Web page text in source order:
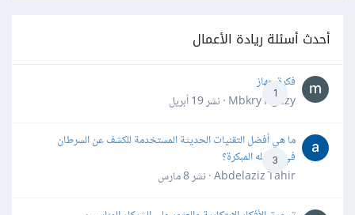
أحدث أسئلة ريادة الأعمال
1
فكرة جهاز
Mbkry Hgazy · نشر
19 أبريل
3
ما هي أفضل التقنيات الحديثة المستخدمة للكشف عن السرطان
في مراحله المبكرة؟
Abdelaziz Tahir · نشر
8 مارس